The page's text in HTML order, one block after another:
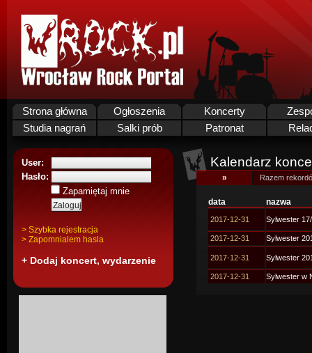
Strona główna Ogłoszenia Koncerty
Studia nagrań
Salki prób Patronat
User:
Hasło:
Zapamiętaj mnie
> Szybka rejestracja
> Zapomnialem hasla
+ Dodaj koncert, wydarzenie
Kalendarz
» Razem
data nazwa
2017-12-31 Sylwester
2017-12-31 Sylwester
2017-12-31 Sylwester
2017-12-31 Sylwester w